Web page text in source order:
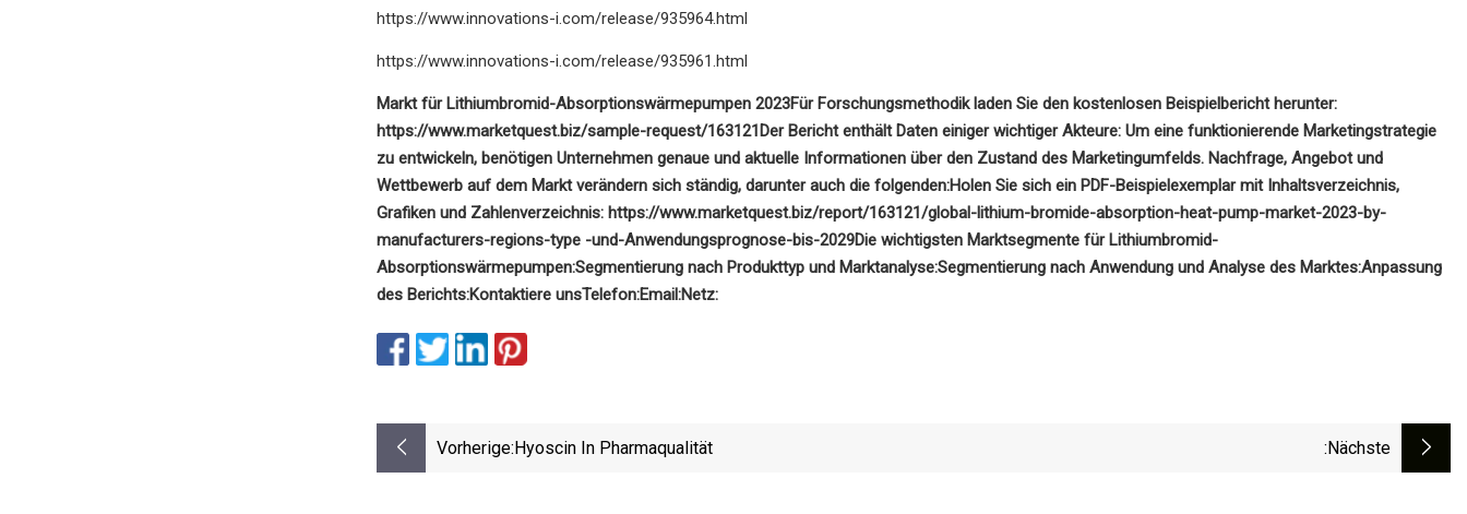
https://www.innovations-i.com/release/935964.html
https://www.innovations-i.com/release/935961.html
Markt für Lithiumbromid-Absorptionswärmepumpen 2023Für Forschungsmethodik laden Sie den kostenlosen Beispielbericht herunter:
https://www.marketquest.biz/sample-request/163121 Der Bericht enthält Daten einiger wichtiger Akteure: Um eine funktionierende Marketingstrategie
zu entwickeln, benötigen Unternehmen genaue und aktuelle Informationen über den Zustand des Marketingumfelds. Nachfrage, Angebot und
Wettbewerb auf dem Markt verändern sich ständig, darunter auch die folgenden:Holen Sie sich ein PDF-Beispielexemplar mit Inhaltsverzeichnis,
Grafiken und Zahlenverzeichnis: https://www.marketquest.biz/report/163121/global-lithium-bromide-absorption-heat-pump-market-2023-by-
manufacturers-regions-type -und-Anwendungsprognose-bis-2029Die wichtigsten Marktsegmente für Lithiumbromid-
Absorptionswärmepumpen:Segmentierung nach Produkttyp und Marktanalyse:Segmentierung nach Anwendung und Analyse des Marktes:Anpassung
des Berichts:Kontaktiere unsTelefon:Email:Netz:
Vorherige:Hyoscin In Pharmaqualität :nächste